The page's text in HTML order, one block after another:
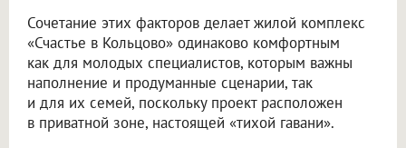
Сочетание этих факторов делает жилой комплекс
«Счастье в Кольцово» одинаково комфортным
как для молодых специалистов, которым важны
наполнение и продуманные сценарии, так
и для их семей, поскольку проект расположен
в приватной зоне, настоящей «тихой гавани».